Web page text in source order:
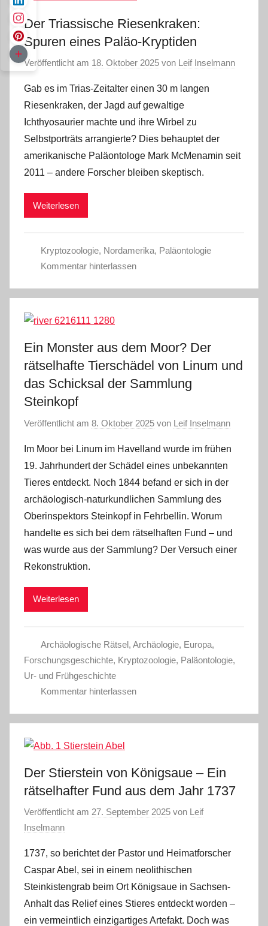
Der Triassische Riesenkraken:
Spuren eines Paläo-Kryptiden
Veröffentlicht am 18. Oktober 2025 von Leif Inselmann
Gab es im Trias-Zeitalter einen 30 m langen
Riesenkraken, der Jagd auf gewaltige
Ichthyosaurier machte und ihre Wirbel zu
Selbstporträts arrangierte? Dies behauptet der
amerikanische Paläontologe Mark McMenamin seit
2011 ‒ andere Forscher bleiben skeptisch.
Weiterlesen
Kryptozoologie, Nordamerika, Paläontologie
Kommentar hinterlassen
Ein Monster aus dem Moor? Der
rätselhafte Tierschädel von Linum und
das Schicksal der Sammlung
Steinkopf
Veröffentlicht am 8. Oktober 2025 von Leif Inselmann
Im Moor bei Linum im Havelland wurde im frühen
19. Jahrhundert der Schädel eines unbekannten
Tieres entdeckt. Noch 1844 befand er sich in der
archäologisch-naturkundlichen Sammlung des
Oberinspektors Steinkopf in Fehrbellin. Worum
handelte es sich bei dem rätselhaften Fund – und
was wurde aus der Sammlung? Der Versuch einer
Rekonstruktion.
Weiterlesen
Archäologische Rätsel, Archäologie, Europa,
Forschungsgeschichte, Kryptozoologie, Paläontologie,
Ur- und Frühgeschichte
Kommentar hinterlassen
Der Stierstein von Königsaue ‒ Ein
rätselhafter Fund aus dem Jahr 1737
Veröffentlicht am 27. September 2025 von Leif
Inselmann
1737, so berichtet der Pastor und Heimatforscher
Caspar Abel, sei in einem neolithischen
Steinkistengrab beim Ort Königsaue in Sachsen-
Anhalt das Relief eines Stieres entdeckt worden –
ein vermeintlich einzigartiges Artefakt. Doch was